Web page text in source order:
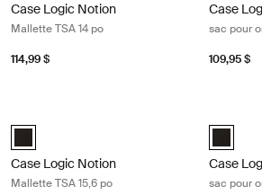
Case Logic Notion
Mallette TSA 14 po
114,99 $
Case
sac pour
109,95 $
Case Logic Notion 15.6" TSA Briefcase Noir
Case Logic Notion
Mallette TSA 15,6 po
Case
Case
sac pour